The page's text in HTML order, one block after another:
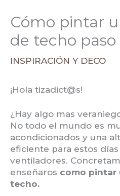
Cómo pintar
de techo paso
INSPIRACIÓN Y DECO
¡Hola tizadict@s!
¿Hay algo mas
No todo el mundo es
acondicionados y una
eficiente para estos
ventiladores.
enseñaros como pintar
techo.